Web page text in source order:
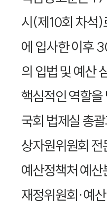
시(제10회 차석)
에 입사한 이후
의 입법 및 예산
핵심적인 역할을
국회 법제실 총
상자원위원회 전
예산정책처 예
재정위원회·예